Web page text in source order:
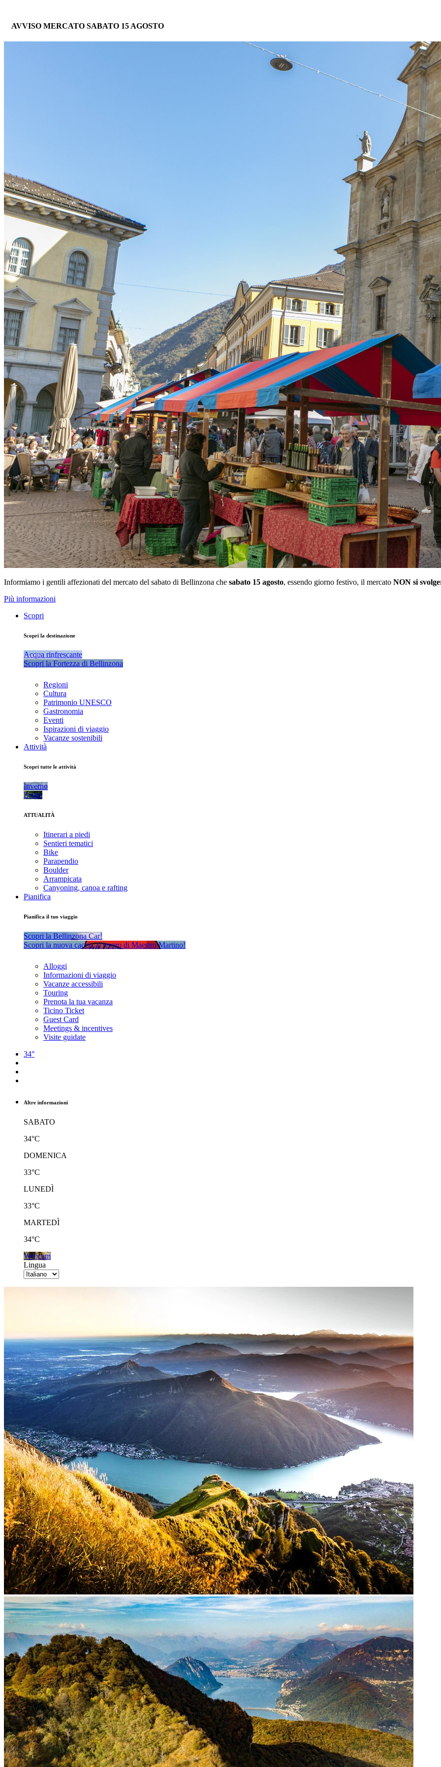
AVVISO MERCATO SABATO 15 AGOSTO
Informiamo i gentili affezionati del mercato del sabato di Bellinzona che sabato 15 agosto, essendo giorno festivo, il mercato NON si
Più informazioni
Scopri
Scopri la destinazione
Acqua rinfrescante
Scopri la Fortezza di Bellinzona
Regioni
Cultura
Patrimonio UNESCO
Gastronomia
Eventi
Ispirazioni di viaggio
Vacanze sostenibili
Attività
Scopri tutte le attività
Inverno
Estate
ATTUALITÀ
Itinerari a piedi
Sentieri tematici
Bike
Parapendio
Boulder
Arrampicata
Canyoning, canoa e rafting
Pianifica
Pianifica il tuo viaggio
Scopri la Bellinzona Car!
Scopri la nuova caccia al tesoro di Maestro Martino!
Alloggi
Informazioni di viaggio
Vacanze accessibili
Touring
Prenota la tua vacanza
Ticino Ticket
Guest Card
Meetings & incentives
Visite guidate
34°
Altre informazioni
SABATO
34°C
DOMENICA
33°C
LUNEDÌ
33°C
MARTEDÌ
34°C
Webcam
Lingua